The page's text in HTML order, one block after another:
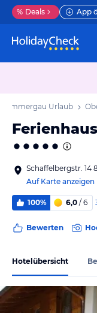
% Deals App
Urlaub
Schaffelbergstr. 14
Auf Karte anzeigen
100% 6,0 / 6
Bewerten
Hotelübersicht